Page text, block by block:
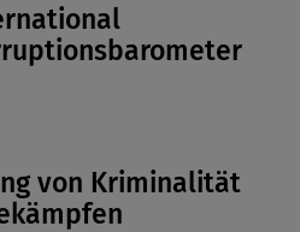
von Kriminalität